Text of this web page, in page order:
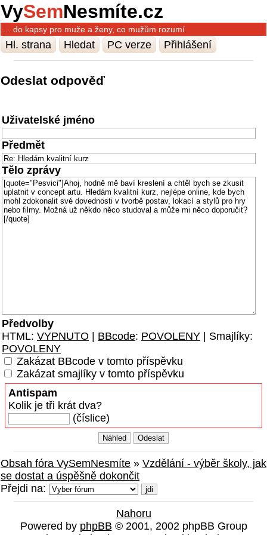
VySemNesmíte.cz
… do kapsy pro muže a ženy, co mužům rozumí
Hl. strana Hledat PC verze Přihlášení
Odeslat odpověď
Uživatelské jméno
Předmět
Tělo zprávy
Předvolby
HTML: VYPNUTO BBcode: POVOLENY | Smajlíky:
POVOLENY
Zakázat BBcode v tomto příspěvku
Zakázat smajlíky v tomto příspěvku
Antispam
Kolik je tři krát dva?
(číslice)
Obsah fóra VySemNesmíte » Vzdělání - výběr školy, jak
se dostat a úspěšně dokončit
Přejdi na:
Nahoru
Powered by phpBB © 2001, 2002 phpBB Group